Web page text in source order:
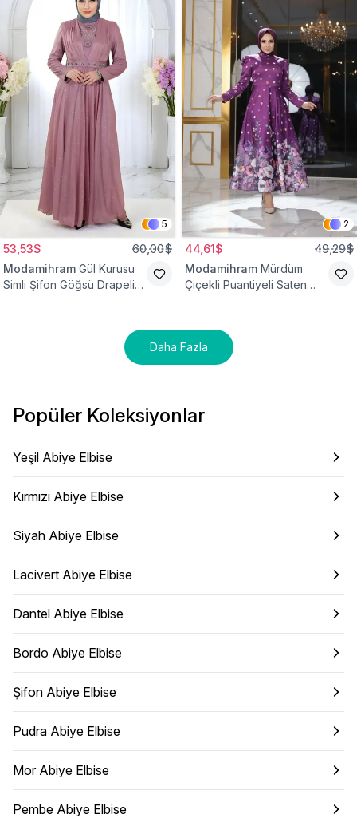
5
53,53$ 60,00$
Modamihram Gül Kurusu
Simli Şifon Göğsü Drapeli
2
44,61$ 49,29$
Modamihram Mürdüm
Çiçekli Puantiyeli Saten
Daha Fazla
Popüler Koleksiyonlar
Yeşil Abiye Elbise
Kırmızı Abiye Elbise
Siyah Abiye Elbise
Lacivert Abiye Elbise
Dantel Abiye Elbise
Bordo Abiye Elbise
Şifon Abiye Elbise
Pudra Abiye Elbise
Mor Abiye Elbise
Pembe Abiye Elbise